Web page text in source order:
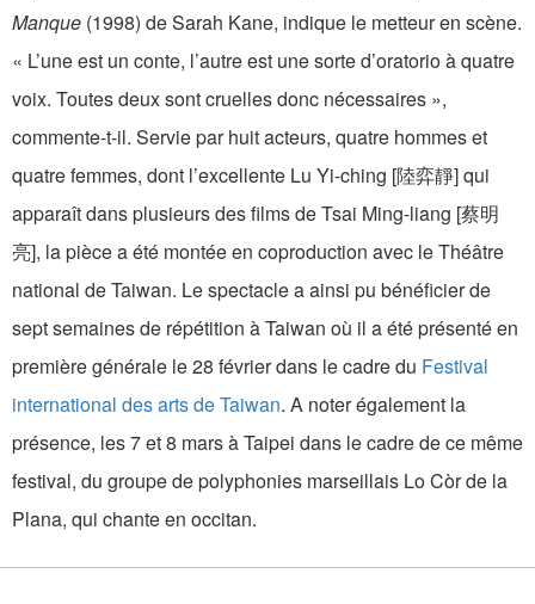
Manque (1998) de Sarah Kane, indique le metteur en scène.
« L’une est un conte, l’autre est une sorte d’oratorio à quatre
voix. Toutes deux sont cruelles donc nécessaires »,
commente-t-il. Servie par huit acteurs, quatre hommes et
quatre femmes, dont l’excellente Lu Yi-ching [陸弈靜] qui
apparaît dans plusieurs des films de Tsai Ming-liang [蔡明
亮], la pièce a été montée en coproduction avec le Théâtre
national de Taiwan. Le spectacle a ainsi pu bénéficier de
sept semaines de répétition à Taiwan où il a été présenté en
première générale le 28 février dans le cadre du Festival
international des arts de Taiwan. A noter également la
présence, les 7 et 8 mars à Taipei dans le cadre de ce même
festival, du groupe de polyphonies marseillais Lo Còr de la
Plana, qui chante en occitan.